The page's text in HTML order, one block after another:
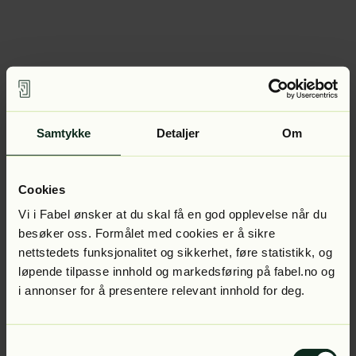
Samtykke Detaljer Om
Cookies
Vi i Fabel ønsker at du skal få en god opplevelse når du
besøker oss. Formålet med cookies er å sikre
nettstedets funksjonalitet og sikkerhet, føre statistikk, og
løpende tilpasse innhold og markedsføring på fabel.no og
i annonser for å presentere relevant innhold for deg.